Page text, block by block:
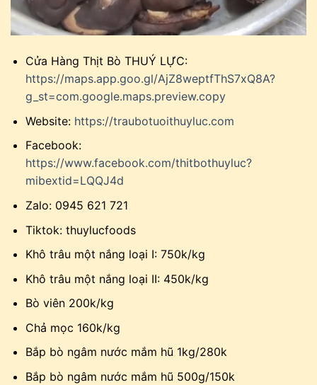
Cửa Hàng Thịt Bò THUÝ LỰC:
https://maps.app.goo.gl/AjZ8weptfThS7xQ8A?
g_st=com.google.maps.preview.copy
Website: https://traubotuoithuyluc.com
Facebook:
https://www.facebook.com/thitbothuyluc?
mibextid=LQQJ4d
Zalo: 0945 621 721
Tiktok: thuylucfoods
Khô trâu một nắng loại I: 750k/kg
Khô trâu một nắng loại II: 450k/kg
Bò viên 200k/kg
Chả mọc 160k/kg
Bắp bò ngâm nước mắm hũ 1kg/280k
Bắp bò ngâm nước mắm hũ 500g/150k